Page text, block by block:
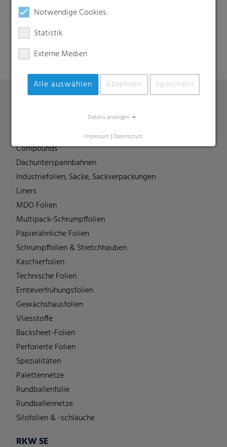
Suche
Notwendige Cookies
Statistik
Externe Medien
Alle auswählen Ablehnen Speichern
Details anzeigen
Impressum | Datenschutz
Compounds
Dachunterspannbahnen
Industriefolien, Säcke, Sackverpackungen
Liners
MDO Folien
Multipack-Schrumpffolien
Papierähnliche Folien
Schrumpffolien & Stretchhauben
Kaschierfolien
Technische Folien
Ernteverfrühungsfolien
Gewächshausfolien
Vliesstoffe
Backsheet-Folien
Perforierte Folien
Spezialitäten
Palettennetze
Rundballenfolie
Rundballennetze
Silofolien & -schläuche
RKW SE